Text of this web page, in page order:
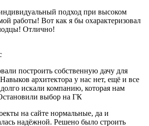
подход при высоком
работы! Вот как я бы охарактеризовал
Отлично!
построить собственную дачу для
архитектора у нас нет, ещё и все
искали компанию, которая нам
выбор на ГК
на сайте нормальные, да и
надёжной. Решено было строить